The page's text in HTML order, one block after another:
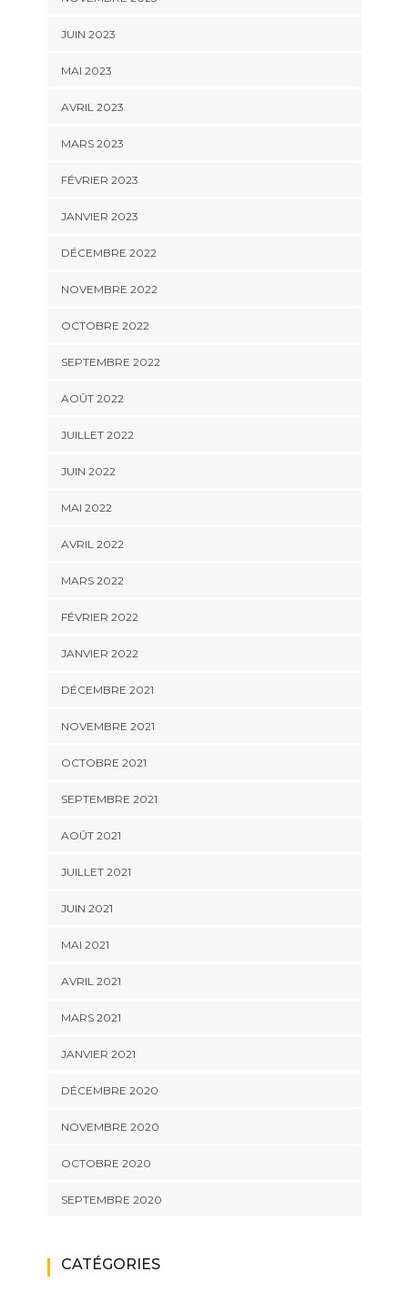
JUIN 2023
MAI 2023
AVRIL 2023
MARS 2023
FÉVRIER 2023
JANVIER 2023
DÉCEMBRE 2022
NOVEMBRE 2022
OCTOBRE 2022
SEPTEMBRE 2022
AOÛT 2022
JUILLET 2022
JUIN 2022
MAI 2022
AVRIL 2022
MARS 2022
FÉVRIER 2022
JANVIER 2022
DÉCEMBRE 2021
NOVEMBRE 2021
OCTOBRE 2021
SEPTEMBRE 2021
AOÛT 2021
JUILLET 2021
JUIN 2021
MAI 2021
AVRIL 2021
MARS 2021
JANVIER 2021
DÉCEMBRE 2020
NOVEMBRE 2020
OCTOBRE 2020
SEPTEMBRE 2020
CATÉGORIES